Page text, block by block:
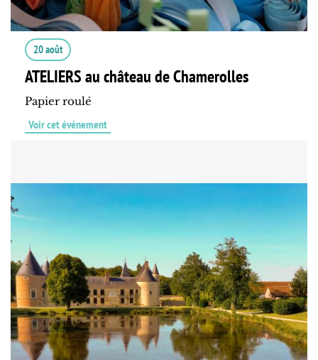
20 août
ATELIERS au château de Chamerolles
Papier roulé
Voir cet événement